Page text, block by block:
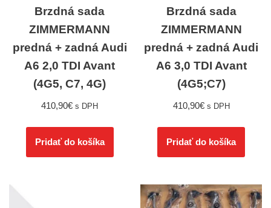
Brzdná sada
ZIMMERMANN
predná + zadná Audi
A6 2,0 TDI Avant
(4G5, C7, 4G)
410,90€ s DPH
Pridať do košíka
Brzdná sada
ZIMMERMANN
predná + zadná Audi
A6 3,0 TDI Avant
(4G5;C7)
410,90€ s DPH
Pridať do košíka